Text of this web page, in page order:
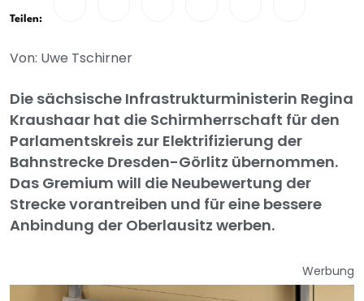
Teilen:
Von: Uwe Tschirner
Die sächsische Infrastrukturministerin Regina
Kraushaar hat die Schirmherrschaft für den
Parlamentskreis zur Elektrifizierung der
Bahnstrecke Dresden-Görlitz übernommen.
Das Gremium will die Neubewertung der
Strecke vorantreiben und für eine bessere
Anbindung der Oberlausitz werben.
Werbung